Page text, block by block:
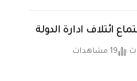
ائتلاف ادارة الدولة
19 مشاهدات